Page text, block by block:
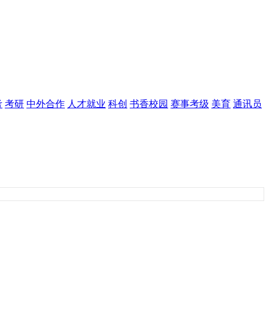
考研 中外合作 人才就业 科创 书香校园 赛事考级 美育 通讯员